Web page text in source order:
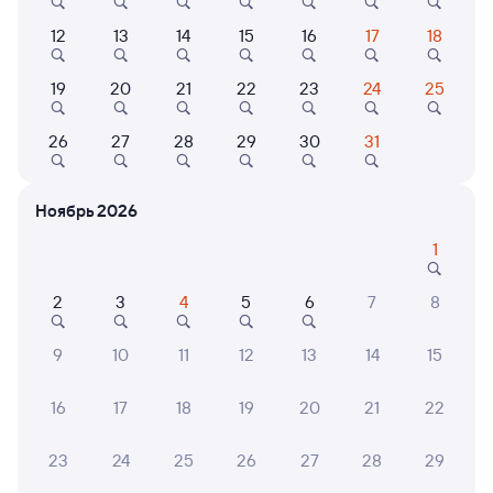
733Я Ласточка 9
Москва ВК Восточный
Москва
Иваново (ж/д вокзал)
07:07 10:48
3 ч 41 м в пути
Дни следования
Выберите дату
838Я Ласточка ЭС2ГП 9,2
09:12 14:30
12 13 14 15 16 17 18
19 20 21 22 23 24 25
26 27 28 29 30 31
Ноябрь 2026
1
2 3 4 5 6 7 8
9 10 11 12 13 14 15
16 17 18 19 20 21 22
23 24 25 26 27 28 29